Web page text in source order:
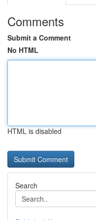
Comments
Submit a Comment
No HTML
HTML is disabled
Search